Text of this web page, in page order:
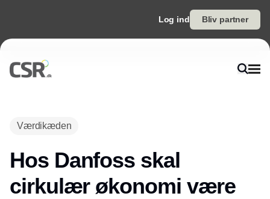
Log ind Bliv partner
Værdikæden
Hos Danfoss skal
cirkulær økonomi være